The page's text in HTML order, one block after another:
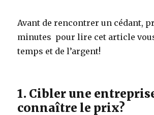
Avant de rencontrer un cédant,
minutes pour lire cet article
temps et de l’argent!
1. Cibler une
connaître le prix?